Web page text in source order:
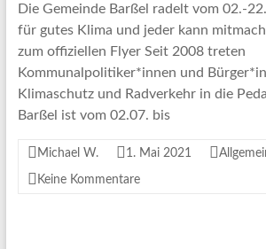
Die Gemeinde Barßel radelt vom 02.-
für gutes Klima und jeder kann
zum offiziellen Flyer Seit 2008 treten
Kommunalpolitiker*innen und
Klimaschutz und Radverkehr in die
Barßel ist vom 02.07. bis
Michael W. 1. Mai 2021
Keine Kommentare